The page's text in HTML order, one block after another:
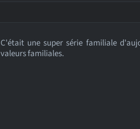
C'était une super série familiale
valeurs familiales.